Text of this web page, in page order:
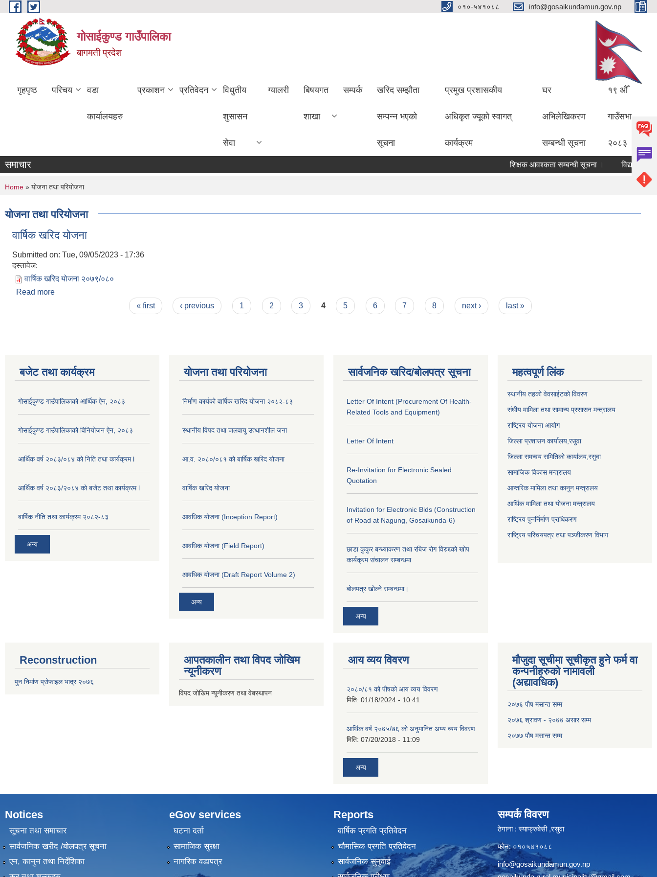
Skip to main content ०१०-५४१०८८ info@gosaikundamun.gov.np
गोसाईकुण्ड गाउँपालिका
बागमती प्रदेश
गृहपृष्ठ परिचय वडा
कार्यालयहरु
प्रकाशन प्रतिवेदन विधुतीय
शुसासन
सेवा
ग्यालरी बिषयगत
शाखा
सम्पर्क खरिद सम्झौता
सम्पन्न भएको
सूचना
प्रमुख प्रशासकीय
अधिकृत ज्यूको स्वागत्
कार्यक्रम
घर
अभिलेखिकरण
सम्बन्धी सूचना
१९ औँ
गाउँसभा
२०८३
समाचार शिक्षक आवश्कता सम्बन्धी सूचना । विद्यालयको
You are here
Home » योजना तथा परियोजना
योजना तथा परियोजना
वार्षिक खरिद योजना
Submitted on: Tue, 09/05/2023 - 17:36
दस्तावेज:
वार्षिक खरिद योजना २०७९/०८०
Read more
« first ‹ previous 1 2 3 4 5 6 7 8 next › last »
बजेट तथा कार्यक्रम
गोसाईकुण्ड गाउँपालिकाको आर्थिक ऐन, २०८३
गोसाईकुण्ड गाउँपालिकाको विनियोजन ऐन, २०८३
आर्थिक वर्ष २०८३/०८४ को निति तथा कार्यक्रम l
आर्थिक वर्ष २०८३/२०८४ को बजेट तथा कार्यक्रम l
बार्षिक नीति तथा कार्यक्रम २०८२-८३
अन्य
योजना तथा परियोजना
निर्माण कार्यको वार्षिक खरिद योजना २०८२-८३
स्थानीय विपद तथा जलवायु उत्थानशील जना
आ.व. २०८०/०८१ को बार्षिक खरिद योजना
वार्षिक खरिद योजना
आवधिक योजना (Inception Report)
आवधिक योजना (Field Report)
आवधिक योजना (Draft Report Volume 2)
अन्य
सार्वजनिक खरिद/बोलपत्र सूचना
Letter Of Intent (Procurement Of Health-
Related Tools and Equipment)
Letter Of Intent
Re-Invitation for Electronic Sealed
Quotation
Invitation for Electronic Bids (Construction
of Road at Nagung, Gosaikunda-6)
छाडा कुकुर बन्ध्याकरण तथा रबिज रोग विरुद्दको खोप
कार्यक्रम संचालन सम्बन्धमा
बोलपत्र खोल्ने सम्बन्धमा।
अन्य
महत्वपूर्ण लिंक
स्थानीय तहको वेवसाईटको विवरण
संघीय मामिला तथा सामान्य प्रसासन मन्त्रालय
राष्ट्रिय योजना आयोग
जिल्ला प्रशासन कार्यालय, रसुवा
जिल्ला समन्वय समितिको कार्यालय, रसुवा
सामाजिक विकास मन्त्रालय
आन्तरिक मामिला तथा कानुन मन्त्रालय
आर्थिक मामिला तथा योजना मन्त्रालय
राष्ट्रिय पुनर्निर्माण प्राधिकरण
राष्ट्रिय परिचयपत्र तथा पञ्जीकरण विभाग
Reconstruction
पुन निर्माण प्रोफाइल भाद्र २०७६
आपतकालीन तथा विपद जोखिम
न्यूनीकरण
विपद जोखिम न्यूनीकरण तथा वेबस्थापन
आय व्यय विवरण
२०८०/८१ को पौषको आय व्यय विवरण
मिति: 01/18/2024 - 10:41
आर्थिक वर्ष २०७५/७६ को अनुमानित अय्य व्यय विवरण
मिति: 07/20/2018 - 11:09
अन्य
मौजुदा सूचीमा सूचीकृत हुने फर्म वा
कन्पनीहरुको नामावली
(अद्यावधिक)
२०७६ पौष मसान्त सम्म
२०७६ श्रावण - २०७७ असार सम्म
२०७७ पौष मसान्त सम्म
Notices
सूचना तथा समाचार
सार्वजनिक खरीद /बोलपत्र सूचना
एन, कानुन तथा निर्देशिका
eGov services
घटना दर्ता
सामाजिक सुरक्षा
नागरिक वडापत्र
Reports
वार्षिक प्रगति प्रतिवेदन
चौमासिक प्रगति प्रतिवेदन
सार्वजनिक सुनुवाई
सम्पर्क विवरण
ठेगाना : स्याफ्रुबेसी ,रसुवा
फोन: ०१०५४१०८८
info@gosaikundamun.gov.np